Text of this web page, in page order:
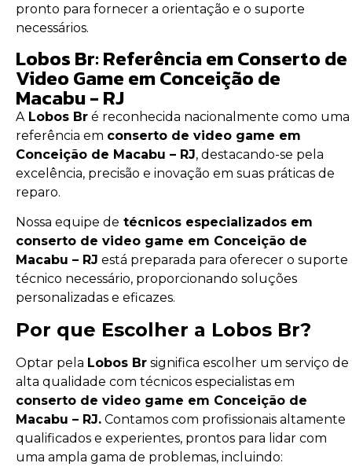
pronto para fornecer a orientação e o suporte
necessários.
Lobos Br: Referência em Conserto de
Video Game em Conceição de
Macabu - RJ
ALobos Br é reconhecida nacionalmente como uma
referência em conserto de video game em
Conceição de Macabu – RJ, destacando-se pela
excelência, precisão e inovação em suas práticas de
reparo.
Nossa equipe de técnicos especializados em
conserto de video game em Conceição de
Macabu – RJ está preparada para oferecer o suporte
técnico necessário, proporcionando soluções
personalizadas e eficazes.
Por que Escolher a Lobos Br?
Optar pela Lobos Br significa escolher um serviço de
alta qualidade com técnicos especialistas em
conserto de video game em Conceição de
Macabu – RJ. Contamos com profissionais altamente
qualificados e experientes, prontos para lidar com
uma ampla gama de problemas, incluindo: